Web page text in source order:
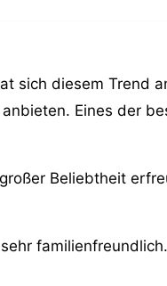
sich diesem Trend
Eines der
Beliebtheit